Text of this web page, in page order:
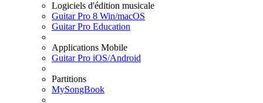
Logiciels d'édition musicale
Guitar Pro 8 Win/macOS
Guitar Pro Education
Applications Mobile
Guitar Pro iOS/Android
Partitions
MySongBook